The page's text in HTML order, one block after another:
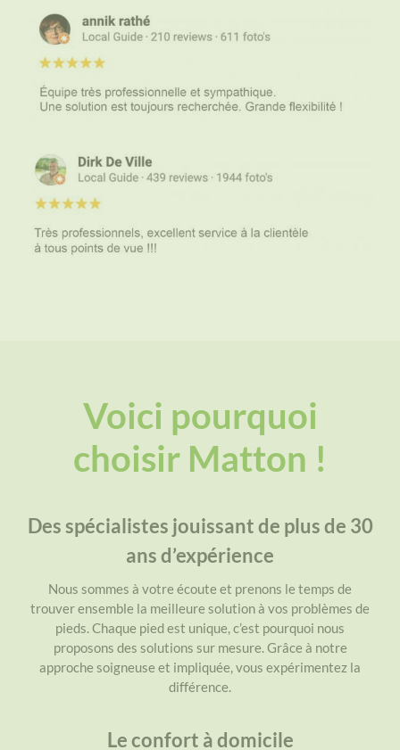
Voici pourquoi
choisir Matton !
Des spécialistes jouissant de plus de 30
ans d’expérience
Nous sommes à votre écoute et prenons le temps de
trouver ensemble la meilleure solution à vos problèmes de
pieds. Chaque pied est unique, c’est pourquoi nous
proposons des solutions sur mesure. Grâce à notre
approche soigneuse et impliquée, vous expérimentez la
différence.
Le confort à domicile